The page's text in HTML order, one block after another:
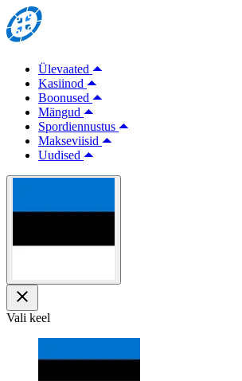
Ülevaated
Kasiinod
Boonused
Mängud
Spordiennustus
Makseviisid
Uudised
Vali keel